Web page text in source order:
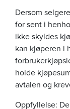
Dersom
for sent i
ikke skyldes
kan kjøperen i
holde
avtalen og
Oppfyllelse: